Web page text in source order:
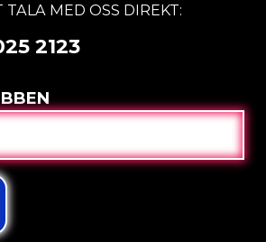
TALA MED OSS DIREKT:
2123